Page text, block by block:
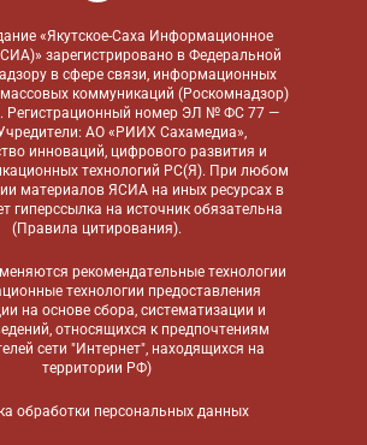
«Якутское-Саха Информационное
зарегистрировано в Федеральной
в сфере связи, информационных
массовых коммуникаций (Роскомнадзор)
Регистрационный номер ЭЛ № ФС 77 —
АО «РИИХ Сахамедиа»,
инноваций, цифрового развития и
технологий РС(Я). При любом
материалов ЯСИА на иных ресурсах в
гиперссылка на источник обязательна
(Правила цитирования).
рекомендательные технологии
технологии предоставления
на основе сбора, систематизации и
относящихся к предпочтениям
сети "Интернет", находящихся на
территории РФ)
обработки персональных данных